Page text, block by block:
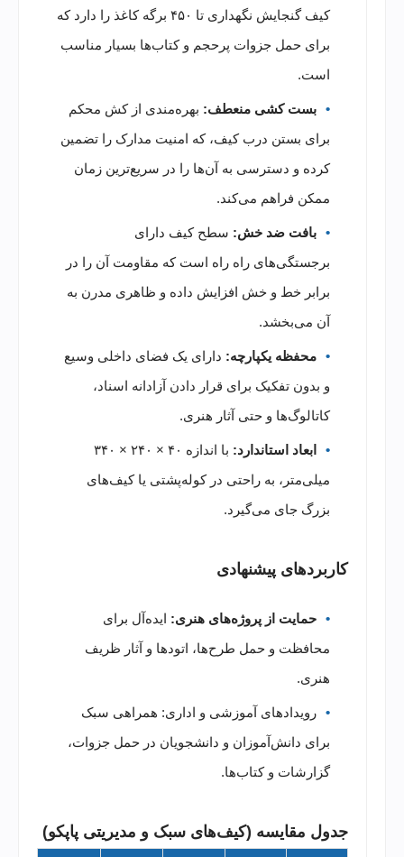
کیف گنجایش نگهداری تا ۴۵۰ برگه کاغذ را دارد که
برای حمل جزوات پرحجم و کتاب‌ها بسیار مناسب
است.
بست کشی منعطف: بهره‌مندی از کش محکم
برای بستن درب کیف، که امنیت مدارک را تضمین
کرده و دسترسی به آن‌ها را در سریع‌ترین زمان
ممکن فراهم می‌کند.
بافت ضد خش: سطح کیف دارای
برجستگی‌های راه راه است که مقاومت آن را در
برابر خط و خش افزایش داده و ظاهری مدرن به
آن می‌بخشد.
محفظه یکپارچه: دارای یک فضای داخلی وسیع
و بدون تفکیک برای قرار دادن آزادانه اسناد،
کاتالوگ‌ها و حتی آثار هنری.
ابعاد استاندارد:
با اندازه ۴۰ × ۲۴۰ × ۳۴۰
میلی‌متر، به راحتی در کوله‌پشتی یا کیف‌های
بزرگ جای می‌گیرد.
کاربردهای پیشنهادی
حمایت از پروژه‌های هنری: ایده‌آل برای
محافظت و حمل طرح‌ها، اتودها و آثار ظریف
هنری.
رویدادهای آموزشی و اداری: همراهی سبک
برای دانش‌آموزان و دانشجویان در حمل جزوات،
گزارشات و کتاب‌ها.
جدول مقایسه (کیف‌های سبک و مدیریتی پاپکو)